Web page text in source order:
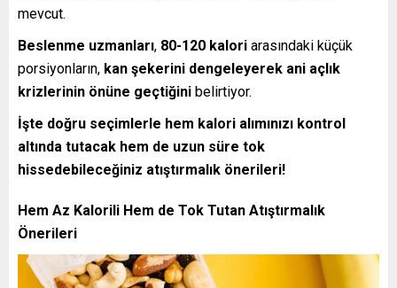
mevcut.
Beslenme uzmanları, 80-120 kalori arasındaki küçük
porsiyonların, kan şekerini dengeleyerek ani açlık
krizlerinin önüne geçtiğini belirtiyor.
İşte doğru seçimlerle hem kalori alımınızı kontrol
altında tutacak hem de uzun süre tok
hissedebileceğiniz atıştırmalık önerileri!
Hem Az Kalorili Hem de Tok Tutan Atıştırmalık
Önerileri